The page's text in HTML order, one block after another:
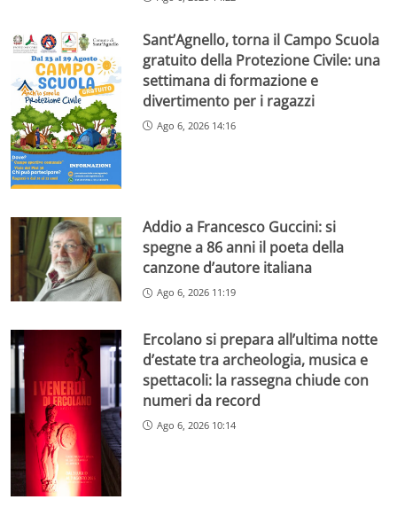
Sant’Agnello, torna il Campo Scuola
gratuito della Protezione Civile: una
settimana di formazione e
divertimento per i ragazzi
Ago 6, 2026 14:16
Addio a Francesco Guccini: si
spegne a 86 anni il poeta della
canzone d’autore italiana
Ago 6, 2026 11:19
Ercolano si prepara all’ultima notte
d’estate tra archeologia, musica e
spettacoli: la rassegna chiude con
numeri da record
Ago 6, 2026 10:14